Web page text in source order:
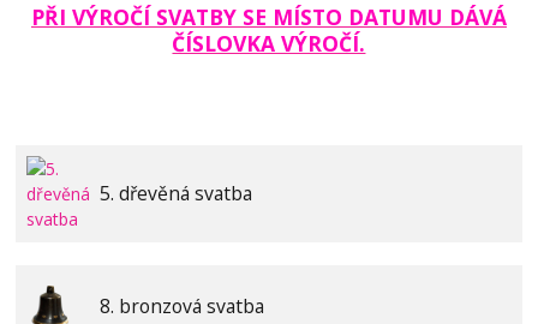
PŘI VÝROČÍ SVATBY SE MÍSTO DATUMU DÁVÁ
ČÍSLOVKA VÝROČÍ.
5. dřevěná svatba
8. bronzová svatba